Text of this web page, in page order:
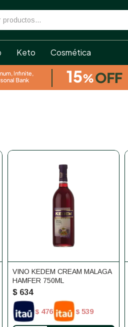
Keto Cosmética
VINO KEDEM CREAM MALAGA
HAMFER 750ML
$ 634
$ 476 $ 539